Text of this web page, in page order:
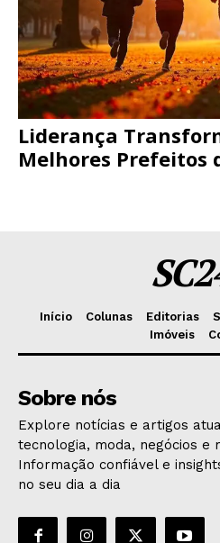
Liderança
Melhores Prefeitos
Início Colunas Editorias
Imóveis
Sobre nós
Explore notícias e artigos
tecnologia, moda, negócios e
Informação confiável e
no seu dia a dia